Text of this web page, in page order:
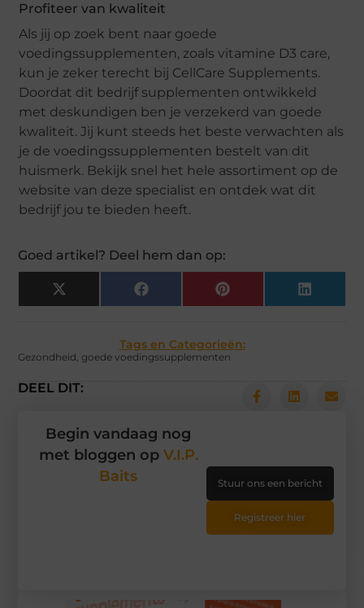
Profiteer van kwaliteit
Als jij op zoek bent naar goede
voedingssupplementen, zoals vitamine D3 care,
kun je zeker terecht bij CellCare Supplements.
Doordat dit bedrijf supplementen ontwikkeld
met deskundigen ben je verzekerd van goede
kwaliteit. Jij kunt steeds het beste verwachten als
je de voedingssupplementen bestelt van dit
huismerk. Bekijk snel het hele assortiment op de
website van deze specialist en ontdek wat dit
bedrijf jou te bieden heeft.
Goed artikel? Deel hem dan op:
X
(Twitter)
Facebook Pinterest LinkedIn
Tags en Categorieën:
Gezondheid,goede voedingssupplementen
DEEL DIT:
Begin vandaag nog
met bloggen op V.I.P.
Baits
Stuur ons een bericht
Registreer hier